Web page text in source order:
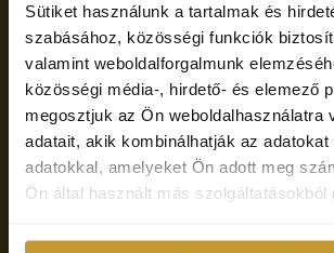
Sütiket használunk a tartalmak és
szabásához, közösségi funkciók
valamint weboldalforgalmunk
közösségi média-, hirdető- és elemező
megosztjuk az Ön weboldalhasználatra
adatait, akik kombinálhatják az adatokat
adatokkal, amelyeket Ön adott meg
Ön által használt más szolgáltatásokból
Tapasztald meg a professzionális gyantázás
kényelem és a tökéletes végeredmény találkozik.
Bőrbarát technikáinknak köszönhetően a
és kíméletes.
Engedd, hogy bőröd újra sima és ragyogó
minden nap.
TOVÁBB A GYANTÁZÁS SZOLGÁLTATÁSRA